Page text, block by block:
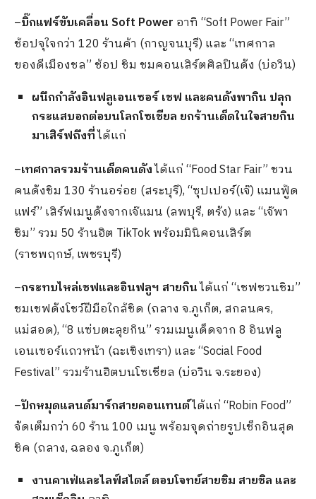
–บิ๊กแฟร์ขับเคลื่อน Soft Power อาทิ “Soft Power Fair”
ช้อปจุใจกว่า 120 ร้านค้า (กาญจนบุรี) และ “เทศกาล
ของดีเมืองชล” ช้อป ชิม ชมคอนเสิร์ตศิลปินดัง (บ่อวิน)
ผนึกกำลังอินฟลูเอนเซอร์ เชฟ และคนดังพากิน ปลุก
กระแสบอกต่อบนโลกโซเชียล ยกร้านเด็ดในใจสายกิน
มาเสิร์ฟถึงที่ได้แก่
–เทศกาลรวมร้านเด็ดคนดังได้แก่ “Food Star Fair” ชวน
คนดังชิม 130 ร้านอร่อย (สระบุรี), “ซุปเปอร์(เจ๊) แมนฟู้ด
แฟร์” เสิร์ฟเมนูดังจากเจ๊แมน (ลพบุรี, ตรัง) และ “เจ๊พา
ชิม” รวม 50 ร้านฮิต TikTok พร้อมมินิคอนเสิร์ต
(ราชพฤกษ์, เพชรบุรี)
–กระทบไหล่เชฟและอินฟลูฯ สายกินได้แก่ “เชฟชวนชิม”
ชมเชฟดังโชว์ฝีมือใกล้ชิด (ถลาง จ.ภูเก็ต, สกลนคร,
แม่สอด), “8 แซ่บตะลุยกิน” รวมเมนูเด็ดจาก 8 อินฟลู
เอนเซอร์แถวหน้า (ฉะเชิงเทรา) และ “Social Food
Festival” รวมร้านฮิตบนโซเชียล (บ่อวิน จ.ระยอง)
–ปักหมุดแลนด์มาร์กสายคอนเทนต์ได้แก่ “Robin Food”
จัดเต็มกว่า 60 ร้าน 100 เมนู พร้อมจุดถ่ายรูปเช็กอินสุด
ชิค (ถลาง, ฉลอง จ.ภูเก็ต)
งานคาเฟ่และไลฟ์สไตล์ ตอบโจทย์สายชิม สายชิล และ